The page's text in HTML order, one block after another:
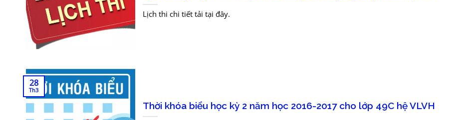
Lịch thi chi tiết tải tại đây.
Thời khóa biểu học kỳ 2 năm học 2016-2017 cho lớp 49C hệ VLVH
28
Th3